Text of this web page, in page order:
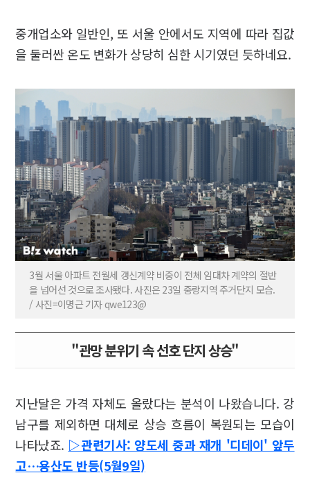
중개업소와 일반인, 또 서울 안에서도 지역에 따라 집값
을 둘러싼 온도 변화가 상당히 심한 시기였던 듯하네요.
3월 서울 아파트 전월세 갱신계약 비중이 전체 임대차 계약의 절반
을 넘어선 것으로 조사됐다. 사진은 23일 중랑지역 주거단지 모습.
/ 사진=이명근 기자 qwe123@
"관망 분위기 속 선호 단지 상승"
지난달은 가격 자체도 올랐다는 분석이 나왔습니다. 강
남구를 제외하면 대체로 상승 흐름이 복원되는 모습이
나타났죠. ▷관련기사: 양도세 중과 재개 '디데이' 앞두
고…용산도 반등(5월9일)